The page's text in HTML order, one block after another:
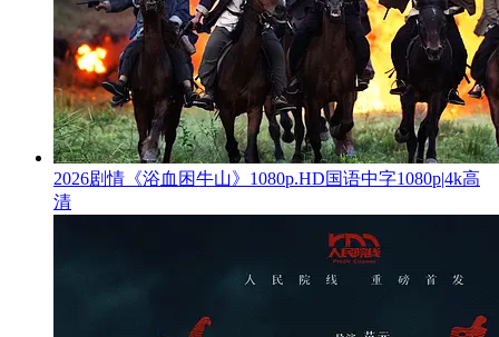
2026剧情《浴血困牛山》1080p.HD国语中字1080p|4k高
清